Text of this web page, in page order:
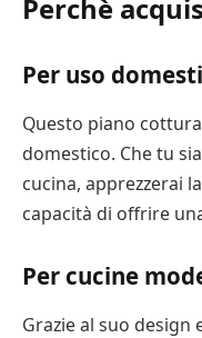
Perchè
Per uso
Questo piano
domestico. Che tu
cucina, apprezzerai
capacità di offrire
Per cucine
Grazie al suo design